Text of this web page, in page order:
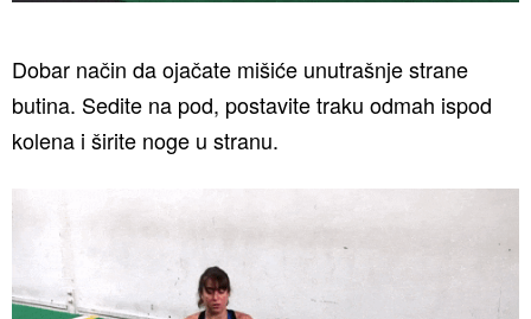
Dobar način da ojačate mišiće unutrašnje strane
butina. Sedite na pod, postavite traku odmah ispod
kolena i širite noge u stranu.